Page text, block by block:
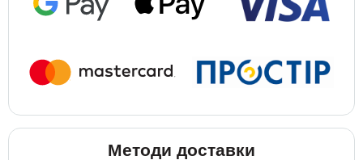
Методи доставки